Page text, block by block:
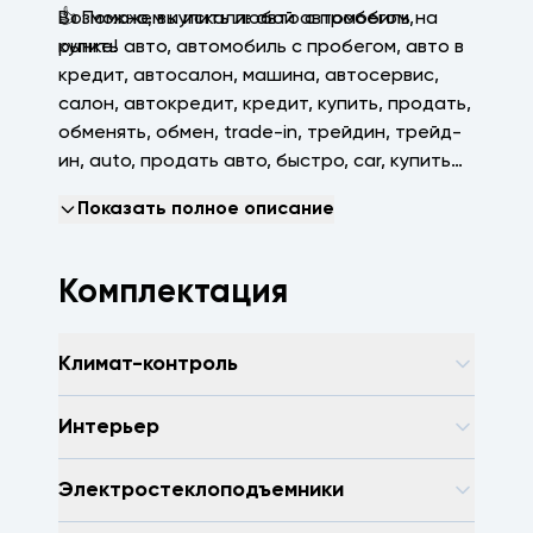
👍 Поможем купить любой автомобиль на
рынке!
Возможно, вы искали: авто с пробегом,
купить авто, автомобиль с пробегом, авто в
кредит, автосалон, машина, автосервис,
салон, автокредит, кредит, купить, продать,
обменять, обмен, trаdе-in, трейдин, трейд-
ин, аutо, продать авто, быстро, саr, купить
пробегсервис, селект, арконт, Волгоград,
Показать полное описание
Комплектация
Климат-контроль
Интерьер
Электростеклоподъемники